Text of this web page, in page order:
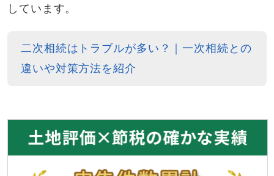
しています。
二次相続はトラブルが多い？｜一次相続との
違いや対策方法を紹介